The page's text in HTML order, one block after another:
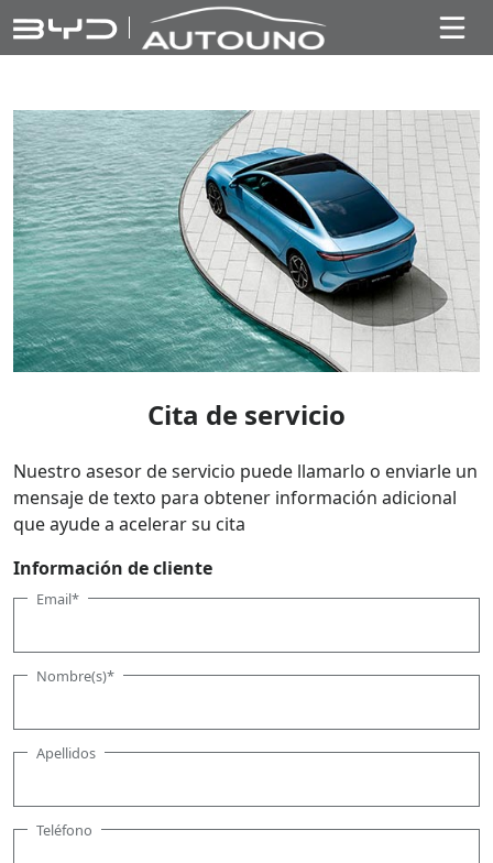
Cita de servicio
Nuestro asesor de servicio puede llamarlo o enviarle un
mensaje de texto para obtener información adicional
que ayude a acelerar su cita
Información de cliente
Email*
Nombre(s)*
Apellidos
Teléfono